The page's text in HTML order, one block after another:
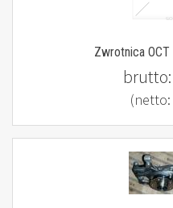
Zwrotnica
brutto:
(netto: